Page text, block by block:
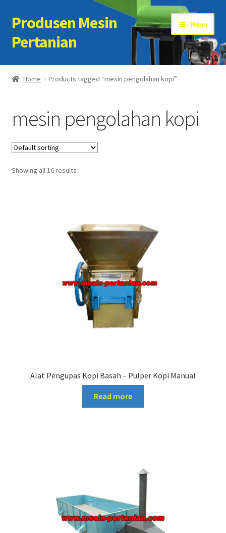
Skip
to
navigation
Skip
to
content
Produsen Mesin
Pertanian
Menu
Home
Cart
Checkout
Kontak Kami
Home Products tagged “mesin pengolahan kopi”
mesin pengolahan kopi
Showing all 16 results
Alat Pengupas Kopi Basah – Pulper Kopi Manual
Read more